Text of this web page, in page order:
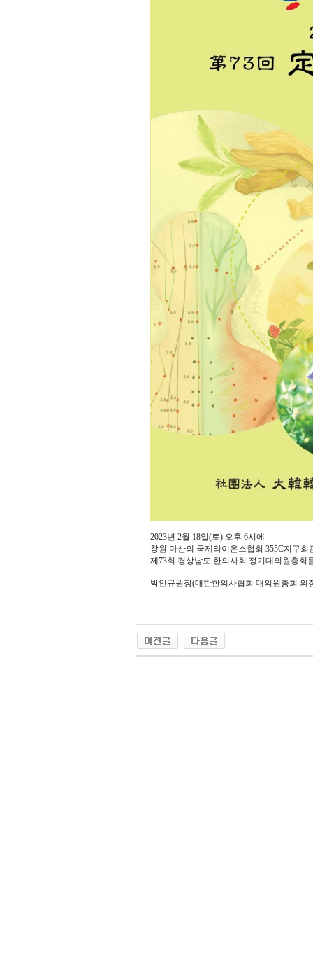
2023년 2월 18일(토) 오후 6시에
창원 마산의 국제라이온스협회 355C지구회
제73회 경상남도 한의사회 정기대의원총회
박인규원장(대한한의사협회 대의원총회 의